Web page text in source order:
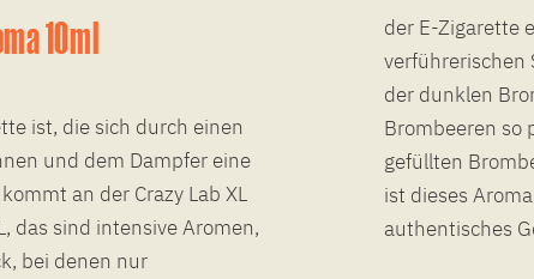
10ml
ist, die sich durch einen
und dem Dampfer eine
an der Crazy Lab XL
das sind intensive Aromen,
bei denen nur
der E-Zigarette
verführerischen
der dunklen
Brombeeren so
gefüllten
ist dieses
authentisches